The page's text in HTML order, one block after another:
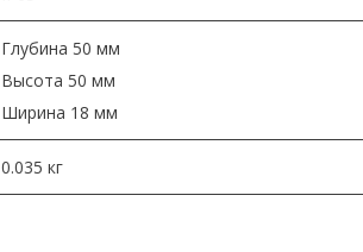
Глубина 50 мм
Высота 50 мм
Ширина 18 мм
0.035 кг